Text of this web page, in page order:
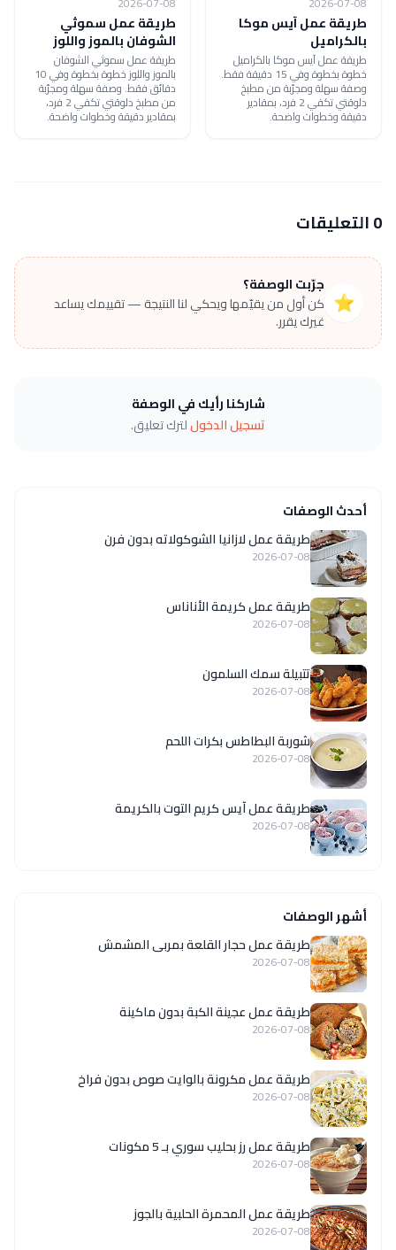
طريقة عمل آيس موكا
بالكراميل
طريقة عمل آيس موكا بالكراميل
خطوة بخطوة وفي 15 دقيقة فقط.
وصفة سهلة ومجرّبة من مطبخ
دلوقتي تكفي 2 فرد، بمقادير
دقيقة وخطوات واضحة.
طريقة عمل سموثي
الشوفان بالموز واللوز
طريقة عمل سموثي الشوفان
بالموز واللوز خطوة بخطوة وفي 10
دقائق فقط. وصفة سهلة ومجرّبة
من مطبخ دلوقتي تكفي 2 فرد،
بمقادير دقيقة وخطوات واضحة.
0 التعليقات
⭐
جرّبت الوصفة؟
كن أول من يقيّمها ويحكي لنا النتيجة — تقييمك يساعد
غيرك يقرر.
شاركنا رأيك في الوصفة
تسجيل الدخوللترك تعليق.
أحدث الوصفات
طريقة عمل لازانيا الشوكولاته بدون فرن
2026-07-08
طريقة عمل كريمة الأناناس
2026-07-08
تتبيلة سمك السلمون
2026-07-08
شوربة البطاطس بكرات اللحم
2026-07-08
طريقة عمل آيس كريم التوت بالكريمة
2026-07-08
أشهر الوصفات
طريقة عمل حجار القلعة بمربى المشمش
2026-07-08
طريقة عمل عجينة الكبة بدون ماكينة
2026-07-08
طريقة عمل مكرونة بالوايت صوص بدون فراخ
2026-07-08
طريقة عمل رز بحليب سوري بـ 5 مكونات
2026-07-08
طريقة عمل المحمرة الحلبية بالجوز
2026-07-08